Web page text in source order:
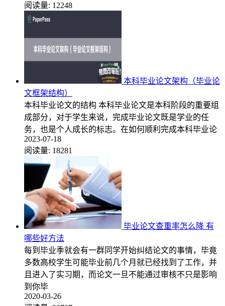
阅读量: 12248
本科毕业论文架构（毕业论
文框架结构）
本科毕业论文的结构 本科毕业论文是本科阶段的重要组
成部分，对于学生来说，完成毕业论文既是学业的任
务，也是个人成长的标志。在如何顺利完成本科毕业论
2023-07-18
阅读量: 18281
毕业论文查重率怎么降 有
哪些好方法
每到毕业季就会有一群同学开始纠结论文的事情，毕竟
多数高校学生可能毕业前几个月就已经找到了工作，并
且进入了实习期，而论文一旦不能通过审核不只是影响
到你毕
2020-03-26